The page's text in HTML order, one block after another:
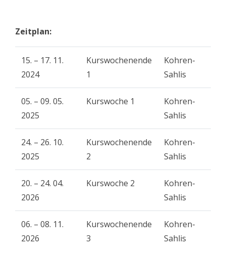
Zeitplan:
15. – 17. 11.
2024
Kurswochenende
1
Kohren-
Sahlis
05. – 09. 05.
2025
Kurswoche 1
Kohren-
Sahlis
24. – 26. 10.
2025
Kurswochenende
2
Kohren-
Sahlis
20. – 24. 04.
2026
Kurswoche 2
Kohren-
Sahlis
06. – 08. 11.
2026
Kurswochenende
3
Kohren-
Sahlis